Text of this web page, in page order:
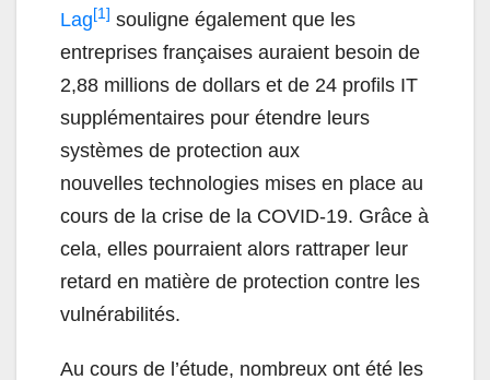
Lag [1] souligne également que les
entreprises françaises auraient besoin de
2,88 millions de dollars et de 24 profils IT
supplémentaires pour étendre leurs
systèmes de protection aux
nouvelles technologies mises en place au
cours de la crise de la COVID-19. Grâce à
cela, elles pourraient alors rattraper leur
retard en matière de protection contre les
vulnérabilités.
Au cours de l’étude, nombreux ont été les